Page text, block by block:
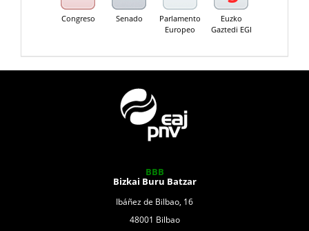
Congreso Senado
Parlamento
Europeo
Euzko
Gaztedi EGI
BBB
Bizkai Buru Batzar
Ibáñez de Bilbao, 16
48001 Bilbao